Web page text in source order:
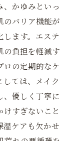
、かゆみといっ
のバリア機能が
ます。エステ
の負担を軽減す
ロの定期的なケ
ては、メイク
、優しく丁寧に
すぎないこと
湿ケアも欠かせ